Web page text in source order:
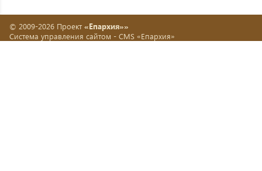
© 2009-2026 Проект «Епархия»»
Система управления сайтом - CMS «Епархия»